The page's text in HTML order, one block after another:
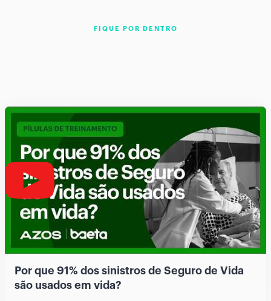
FIQUE POR DENTRO
Por que 91% dos sinistros de Seguro de Vida
são usados em vida?